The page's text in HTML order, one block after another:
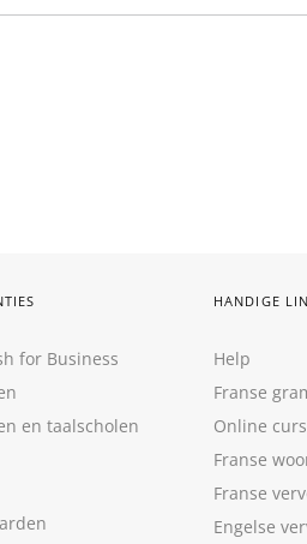
for Business
en taalscholen
HANDIGE
Help
Franse
Online
Franse
Franse
Engelse